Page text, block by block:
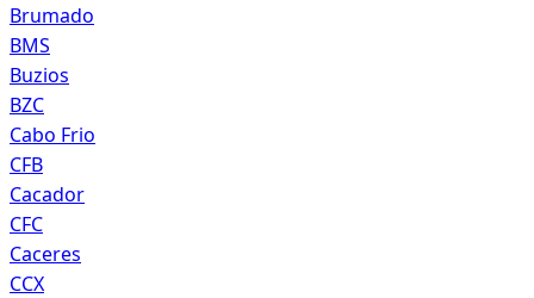
Brumado
BMS
Buzios
BZC
Cabo Frio
CFB
Cacador
CFC
Caceres
CCX